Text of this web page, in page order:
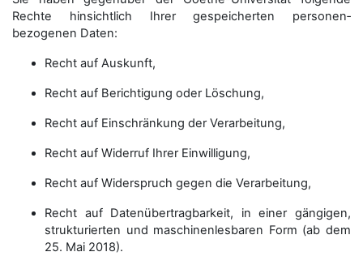
Rechte hinsichtlich Ihrer gespeicherten personen­
bezogenen Daten:
Recht auf Auskunft,
Recht auf Berichtigung oder Löschung,
Recht auf Einschränkung der Verarbeitung,
Recht auf Widerruf Ihrer Einwilligung,
Recht auf Widerspruch gegen die Verarbeitung,
Recht auf Datenübertragbarkeit, in einer gängigen,
strukturierten und maschinenlesbaren Form (ab dem
25. Mai 2018).